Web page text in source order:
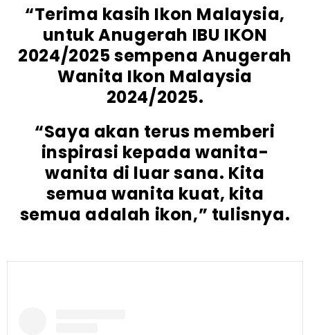
“Terima kasih Ikon Malaysia,
untuk Anugerah IBU IKON
2024/2025 sempena Anugerah
Wanita Ikon Malaysia
2024/2025.
“Saya akan terus memberi
inspirasi kepada wanita-
wanita di luar sana. Kita
semua wanita kuat, kita
semua adalah ikon,” tulisnya.